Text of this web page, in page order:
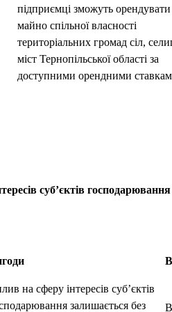
підприємці зможуть орендувати
майно спільної власності
територіальних громад сіл,
міст Тернопільської області за
доступними орендними
суб’єктів господарювання
на сферу інтересів суб’єктів
залишається без